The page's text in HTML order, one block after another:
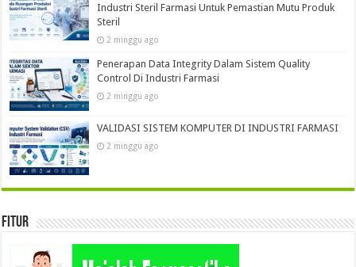
Industri Steril Farmasi Untuk Pemastian Mutu Produk
Steril
2 minggu ago
Penerapan Data Integrity Dalam Sistem Quality
Control Di Industri Farmasi
2 minggu ago
VALIDASI SISTEM KOMPUTER DI INDUSTRI FARMASI
2 minggu ago
Fitur